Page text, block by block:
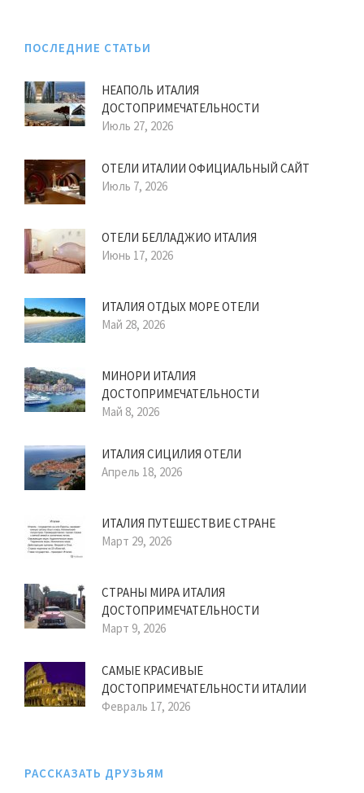
ПОСЛЕДНИЕ СТАТЬИ
НЕАПОЛЬ ИТАЛИЯ
ДОСТОПРИМЕЧАТЕЛЬНОСТИ
Июль 27, 2026
ОТЕЛИ ИТАЛИИ ОФИЦИАЛЬНЫЙ САЙТ
Июль 7, 2026
ОТЕЛИ БЕЛЛАДЖИО ИТАЛИЯ
Июнь 17, 2026
ИТАЛИЯ ОТДЫХ МОРЕ ОТЕЛИ
Май 28, 2026
МИНОРИ ИТАЛИЯ
ДОСТОПРИМЕЧАТЕЛЬНОСТИ
Май 8, 2026
ИТАЛИЯ СИЦИЛИЯ ОТЕЛИ
Апрель 18, 2026
ИТАЛИЯ ПУТЕШЕСТВИЕ СТРАНЕ
Март 29, 2026
СТРАНЫ МИРА ИТАЛИЯ
ДОСТОПРИМЕЧАТЕЛЬНОСТИ
Март 9, 2026
САМЫЕ КРАСИВЫЕ
ДОСТОПРИМЕЧАТЕЛЬНОСТИ ИТАЛИИ
Февраль 17, 2026
РАССКАЗАТЬ ДРУЗЬЯМ